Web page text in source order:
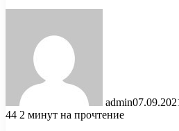
admin
44 2 минут на прочтение